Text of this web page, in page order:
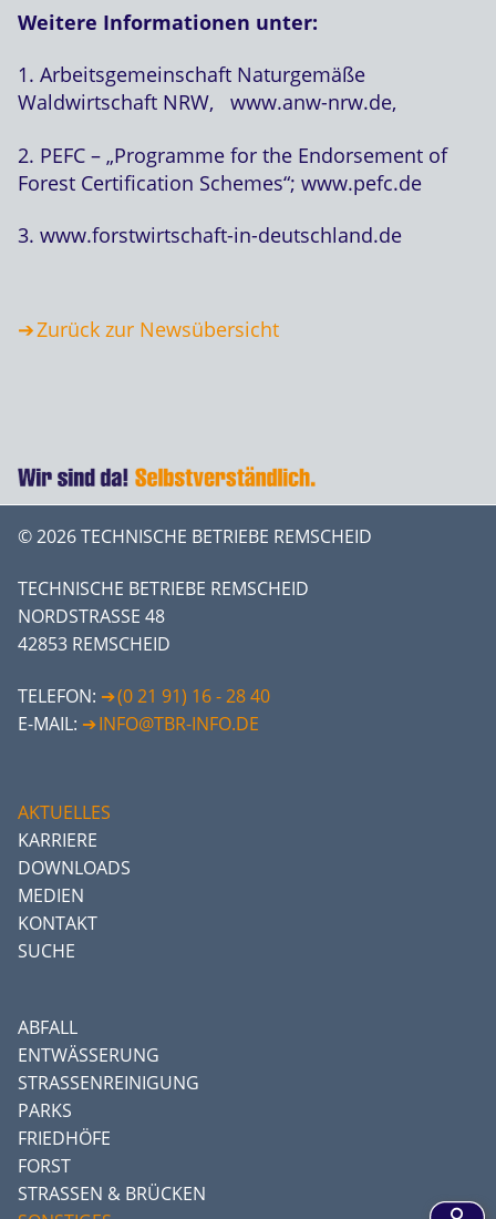
Weitere Informationen unter:
1. Arbeitsgemeinschaft Naturgemäße
Waldwirtschaft NRW, www.anw-nrw.de,
2. PEFC – „Programme for the Endorsement of
Forest Certification Schemes“; www.pefc.de
3. www.forstwirtschaft-in-deutschland.de
Zurück zur Newsübersicht
© 2026 TECHNISCHE BETRIEBE REMSCHEID
TECHNISCHE BETRIEBE REMSCHEID
NORDSTRASSE 48
42853 REMSCHEID
TELEFON:
(0 21 91) 16 - 28 40
E-MAIL:
INFO@TBR-INFO.DE
AKTUELLES
KARRIERE
DOWNLOADS
MEDIEN
KONTAKT
SUCHE
ABFALL
ENTWÄSSERUNG
STRASSENREINIGUNG
PARKS
FRIEDHÖFE
FORST
STRASSEN & BRÜCKEN